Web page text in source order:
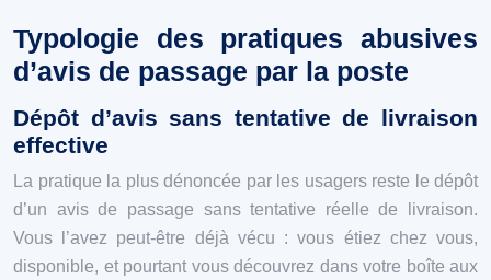
Typologie des pratiques abusives
d’avis de passage par la poste
Dépôt d’avis sans tentative de livraison
effective
La pratique la plus dénoncée par les usagers reste le dépôt
d’un avis de passage sans tentative réelle de livraison.
Vous l’avez peut-être déjà vécu : vous étiez chez vous,
disponible, et pourtant vous découvrez dans votre boîte aux